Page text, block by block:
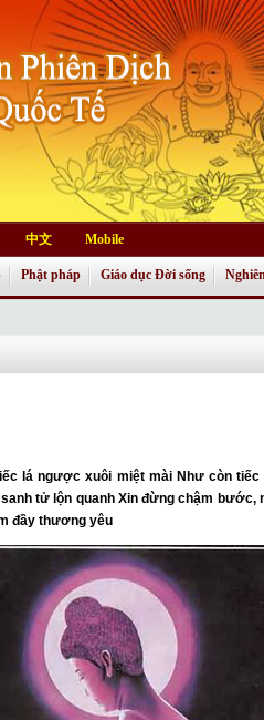
中文 Mobile
Phật pháp Giáo dục Đời sống
lá ngược xuôi miệt mài Như còn tiếc
tử lộn quanh Xin đừng chậm bước,
đầy thương yêu